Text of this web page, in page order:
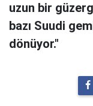
uzun bir
bazı Suudi
dönüyor."